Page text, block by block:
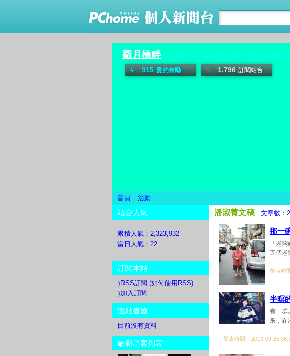
觀月橋畔 觀月橋畔，是一個休憩的好所在。 希望能讓您忙碌
915 愛的鼓勵 1,796 訂閱站台
首頁 活動
潘淑菁文稿 文章數：
那一
「老
五個老
發表時
半暝
有一群
來，在
發表時間：2013-09-25
站台人氣
累積人氣： 2,323,932
當日人氣： 22
訂閱本站
RSS訂閱 (如何使用RSS)
加入訂閱
連結書籤
目前沒有資料
最新訪客列表